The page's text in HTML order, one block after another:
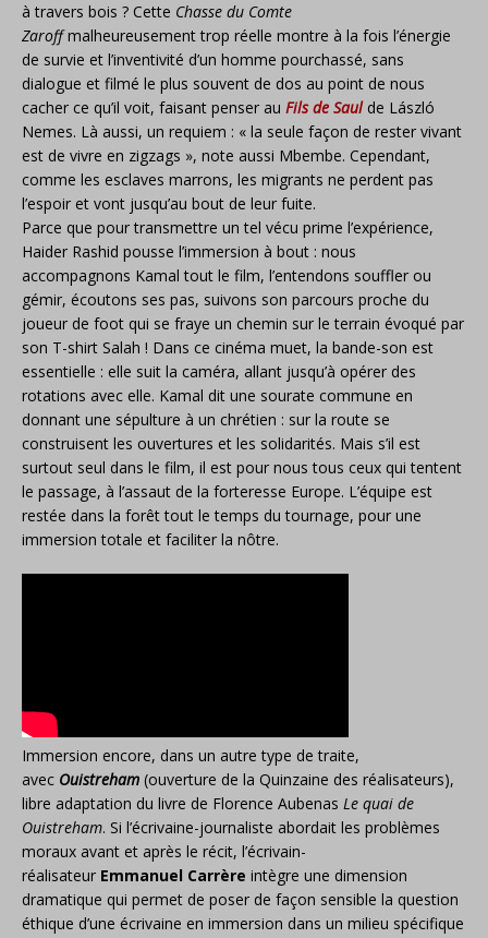
à travers bois ? Cette Chasse du Comte
Zaroffmalheureusement trop réelle montre à la fois l’énergie
de survie et l’inventivité d’un homme pourchassé, sans
dialogue et filmé le plus souvent de dos au point de nous
cacher ce qu’il voit, faisant penser au Fils de Saul de László
Nemes. Là aussi, un requiem : « la seule façon de rester vivant
est de vivre en zigzags », note aussi Mbembe. Cependant,
comme les esclaves marrons, les migrants ne perdent pas
l’espoir et vont jusqu’au bout de leur fuite.
Parce que pour transmettre un tel vécu prime l’expérience,
Haider Rashid pousse l’immersion à bout : nous
accompagnons Kamal tout le film, l’entendons souffler ou
gémir, écoutons ses pas, suivons son parcours proche du
joueur de foot qui se fraye un chemin sur le terrain évoqué par
son T-shirt Salah ! Dans ce cinéma muet, la bande-son est
essentielle : elle suit la caméra, allant jusqu’à opérer des
rotations avec elle. Kamal dit une sourate commune en
donnant une sépulture à un chrétien : sur la route se
construisent les ouvertures et les solidarités. Mais s’il est
surtout seul dans le film, il est pour nous tous ceux qui tentent
le passage, à l’assaut de la forteresse Europe. L’équipe est
restée dans la forêt tout le temps du tournage, pour une
immersion totale et faciliter la nôtre.
Immersion encore, dans un autre type de traite,
avec Ouistreham (ouverture de la Quinzaine des réalisateurs),
libre adaptation du livre de Florence Aubenas Le quai de
Ouistreham. Si l’écrivaine-journaliste abordait les problèmes
moraux avant et après le récit, l’écrivain-
réalisateur Emmanuel Carrère intègre une dimension
dramatique qui permet de poser de façon sensible la question
éthique d’une écrivaine en immersion dans un milieu spécifique